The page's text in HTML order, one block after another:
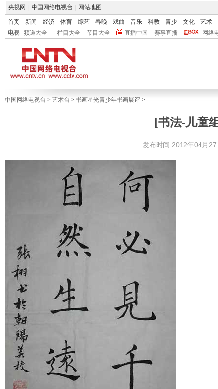
央视网 中国网络电视台 网站地图
首页 新闻 经济 体育 综艺 春晚 戏曲 音乐 科教 青少 文化
艺术
电视
频道大全 栏目大全 节目大全 直播中国 赛事直播 网络
中国网络电视台 > 艺术台 > 书画星光青少年书画展评 >
[书法-儿童
发布时间:2012年04月